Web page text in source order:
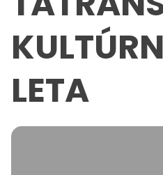
LETA